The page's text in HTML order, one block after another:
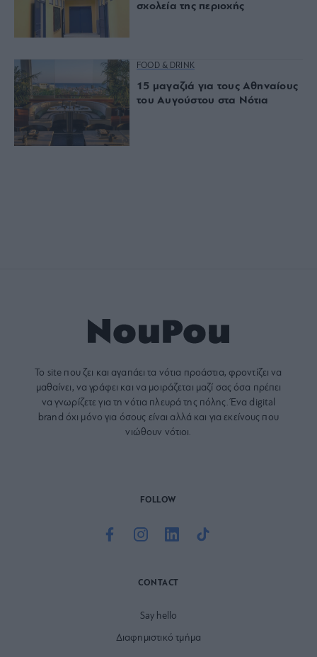
σχολεία της περιοχής
FOOD & DRINK
15 μαγαζιά για τους Αθηναίους
του Αυγούστου στα Νότια
Το site που ζει και αγαπάει τα νότια προάστια, φροντίζει να
μαθαίνει, να γράφει και να μοιράζεται μαζί σας όσα πρέπει
να γνωρίζετε για τη νότια πλευρά της πόλης. Ένα digital
brand όχι μόνο για όσους είναι αλλά και για εκείνους που
νιώθουν νότιοι.
FOLLOW
CONTACT
Say hello
Διαφημιστικό τμήμα